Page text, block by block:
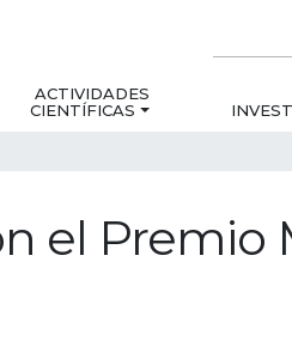
ACTIVIDADES
CIENTÍFICAS
el Premio